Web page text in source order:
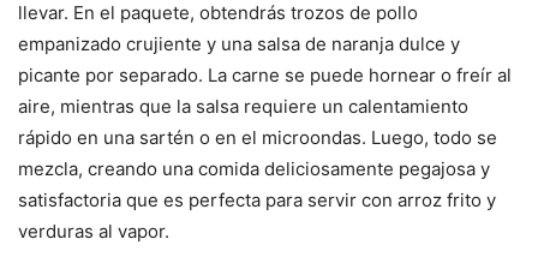
llevar. En el paquete, obtendrás trozos de pollo
empanizado crujiente y una salsa de naranja dulce y
picante por separado. La carne se puede hornear o freír al
aire, mientras que la salsa requiere un calentamiento
rápido en una sartén o en el microondas. Luego, todo se
mezcla, creando una comida deliciosamente pegajosa y
satisfactoria que es perfecta para servir con arroz frito y
verduras al vapor.